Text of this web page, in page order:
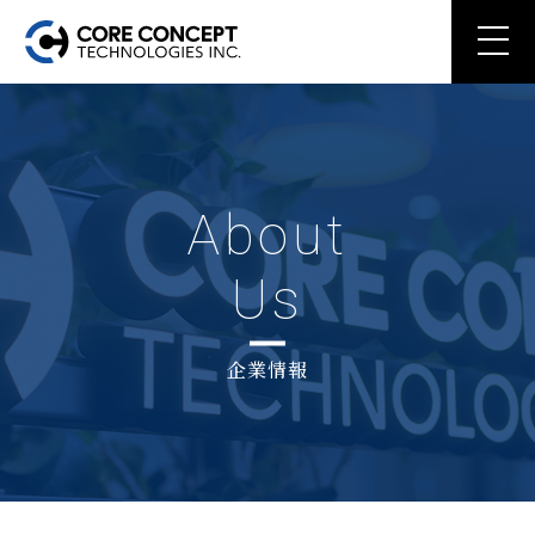
About
Us
企業情報